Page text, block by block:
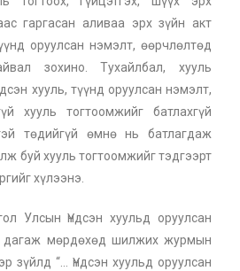
гаргасан аливаа эрх зүйн акт
оруулсан нэмэлт, өөрчлөлтөд
зохино. Тухайлбал, хууль
хууль, түүнд оруулсан нэмэлт,
хууль тогтоомжийг батлахгүй
төдийгүй өмнө нь батлагдаж
буй хууль тогтоомжийг тэдгээрт
хүлээнэ.
Улсын Үндсэн хуульд оруулсан
дагаж мөрдөхөд шилжих журмын
зүйлд “… Үндсэн хуульд оруулсан